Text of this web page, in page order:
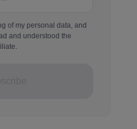
of my personal data, and
and understood the